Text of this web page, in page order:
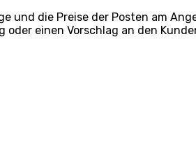
und die Preise der Posten am
einen Vorschlag an den